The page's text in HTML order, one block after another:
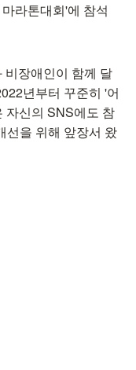
라톤대회'에 참석
비장애인이 함께 달
년부터 꾸준히 '어
자신의 SNS에도 참
선을 위해 앞장서 왔